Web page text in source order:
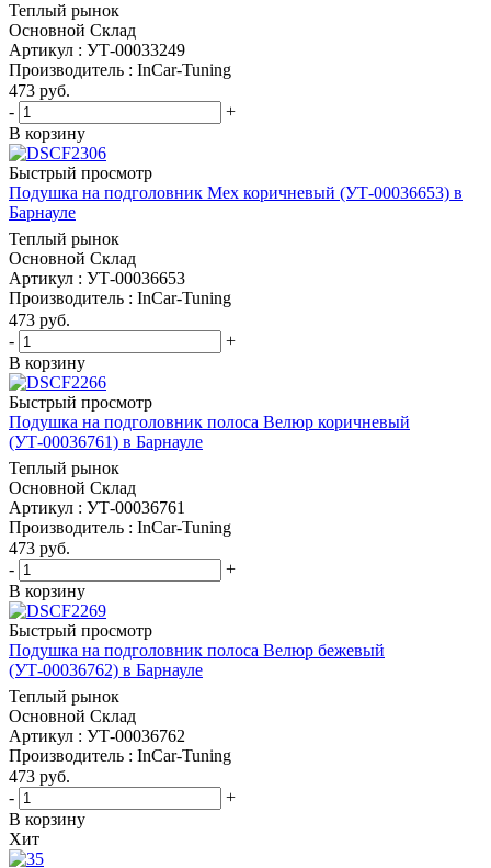
Теплый рынок
Основной Склад
Артикул : УТ-00033249
Производитель : InCar-Tuning
473 руб.
-
+
В корзину
Быстрый просмотр
Подушка на подголовник Мех коричневый (УТ-00036653) в
Барнауле
Теплый рынок
Основной Склад
Артикул : УТ-00036653
Производитель : InCar-Tuning
473 руб.
-
+
В корзину
Быстрый просмотр
Подушка на подголовник полоса Велюр коричневый
(УТ-00036761) в Барнауле
Теплый рынок
Основной Склад
Артикул : УТ-00036761
Производитель : InCar-Tuning
473 руб.
-
+
В корзину
Быстрый просмотр
Подушка на подголовник полоса Велюр бежевый
(УТ-00036762) в Барнауле
Теплый рынок
Основной Склад
Артикул : УТ-00036762
Производитель : InCar-Tuning
473 руб.
-
+
В корзину
Хит